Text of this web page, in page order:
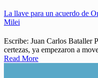
La llave para un acuerdo de
Milei
Escribe: Juan Carlos Bataller
certezas, ya empezaron a
Read More